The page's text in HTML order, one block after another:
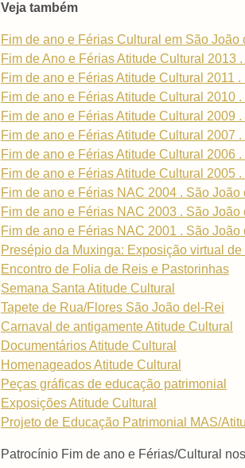
Veja também
Fim de ano e Férias Cultural em São João
Fim de Ano e Férias Atitude Cultural 2013
Fim de ano e Férias Atitude Cultural 2011
Fim de ano e Férias Atitude Cultural 2010
Fim de ano e Férias Atitude Cultural 2009
Fim de ano e Férias Atitude Cultural 2007
Fim de ano e Férias Atitude Cultural 2006
Fim de ano e Férias Atitude Cultural 2005
Fim de ano e Férias NAC 2004 . São João
Fim de ano e Férias NAC 2003 . São João
Fim de ano e Férias NAC 2001 . São João
Presépio da Muxinga: Exposição virtual
Encontro de Folia de Reis e Pastorinhas
Semana Santa Atitude Cultural
Tapete de Rua/Flores São João del-Rei
Carnaval de antigamente Atitude Cultural
Documentários Atitude Cultural
Homenageados Atitude Cultural
Peças gráficas de educação patrimonial
Exposições Atitude Cultural
Projeto de Educação Patrimonial MAS/
Patrocínio Fim de ano e Férias/Cultural